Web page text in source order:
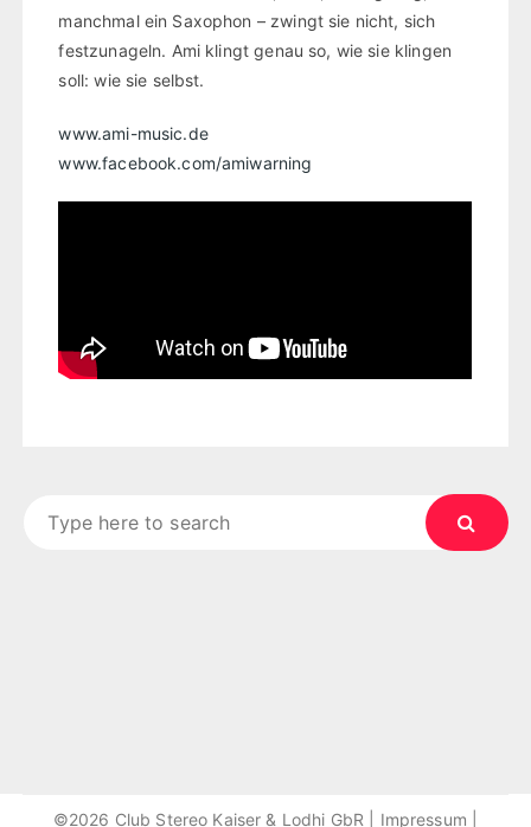
manchmal ein Saxophon – zwingt sie nicht, sich
festzunageln. Ami klingt genau so, wie sie klingen
soll: wie sie selbst.
www.ami-music.de
www.facebook.com/amiwarning
©2026 Club Stereo Kaiser & Lodhi GbR | Impressum